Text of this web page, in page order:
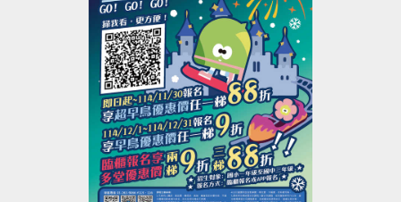
領獎期限：12/14(日)前（逾期視同放棄）
多門課＝多張抽獎券，更有機會拿到好禮
詳情請見DM，快來蘆運動起來，把好禮帶回家！
#蘆竹國民運動中心 #六週年慶 #運動最有禮 #好禮活